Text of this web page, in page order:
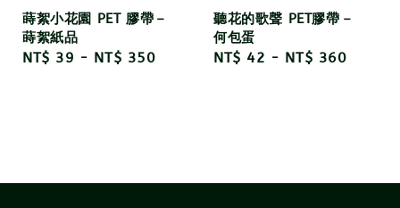
蒔絮小花園 PET 膠帶－
蒔絮紙品
Regular
NT$ 39 - NT$ 350
聽花的歌聲 PET膠帶－
何包蛋
Regular
NT$ 42 - NT$ 360